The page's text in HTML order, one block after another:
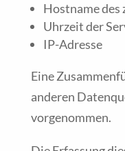
Hostname des
Uhrzeit der
IP-Adresse
Eine
anderen
vorgenommen.